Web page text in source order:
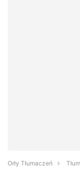
Orły Tłumaczeń